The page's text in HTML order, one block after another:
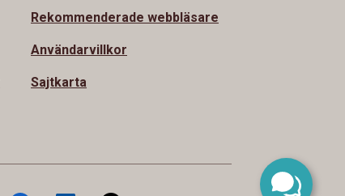
Rekommenderade webbläsare
Användarvillkor
Sajtkarta